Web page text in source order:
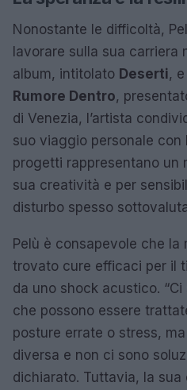
Nonostante le difficoltà,
lavorare sulla sua carriera
album, intitolato Deserti,
Rumore Dentro,
di Venezia, l’artista
suo viaggio personale con
progetti rappresentano un
sua creatività e per
disturbo spesso
Pelù è consapevole che la
trovato cure efficaci per il
da uno shock acustico.
che possono essere
posture errate o stress,
diversa e non ci sono
dichiarato. Tuttavia, la